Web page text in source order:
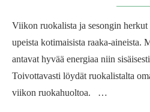
Viikon ruokalista ja sesongin
upeista kotimaisista raaka-aineista.
antavat hyvää energiaa niin
Toivottavasti löydät ruokalistalta
viikon ruokahuoltoa. …